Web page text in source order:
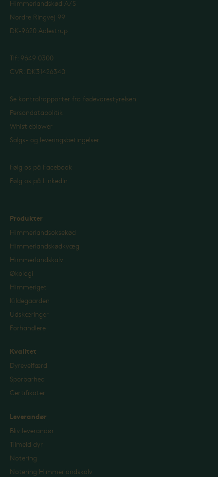
Himmerlandskød A/S
Nordre Ringvej 99
DK-9620 Aalestrup
Tlf: 9649 0300
CVR: DK31426340
Se kontrolrapporter fra fødevarestyrelsen
Persondatapolitik
Whistleblower
Salgs- og leveringsbetingelser
Følg os på Facebook
Følg os på LinkedIn
Produkter
Himmerlandsoksekød
Himmerlandskødkvæg
Himmerlandskalv
Økologi
Himmeriget
Kildegaarden
Udskæringer
Forhandlere
Kvalitet
Dyrevelfærd
Sporbarhed
Certifikater
Leverandør
Bliv leverandør
Tilmeld dyr
Notering
Notering Himmerlandskalv